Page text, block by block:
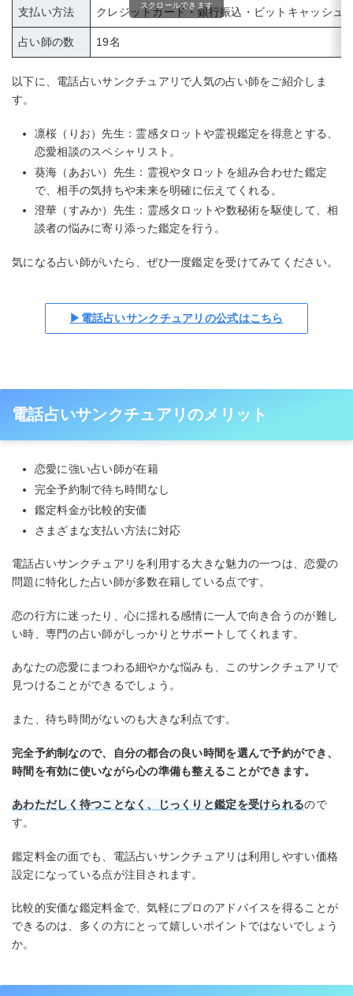
支払い方法 クレジットカード・銀行振込・ビットキャッシュ
占い師の数 19名
スクロールできます
以下に、電話占いサンクチュアリで人気の占い師をご紹介しま
す。
凛桜（りお）先生：霊感タロットや霊視鑑定を得意とする、
恋愛相談のスペシャリスト。
葵海（あおい）先生：霊視やタロットを組み合わせた鑑定
で、相手の気持ちや未来を明確に伝えてくれる。
澄華（すみか）先生：霊感タロットや数秘術を駆使して、相
談者の悩みに寄り添った鑑定を行う。
気になる占い師がいたら、ぜひ一度鑑定を受けてみてください。
▶電話占いサンクチュアリの公式はこちら
電話占いサンクチュアリのメリット
恋愛に強い占い師が在籍
完全予約制で待ち時間なし
鑑定料金が比較的安価
さまざまな支払い方法に対応
電話占いサンクチュアリを利用する大きな魅力の一つは、恋愛の
問題に特化した占い師が多数在籍している点です。
恋の行方に迷ったり、心に揺れる感情に一人で向き合うのが難し
い時、専門の占い師がしっかりとサポートしてくれます。
あなたの恋愛にまつわる細やかな悩みも、このサンクチュアリで
見つけることができるでしょう。
また、待ち時間がないのも大きな利点です。
完全予約制なので、自分の都合の良い時間を選んで予約ができ、
時間を有効に使いながら心の準備も整えることができます。
あわただしく待つことなく、じっくりと鑑定を受けられるので
す。
鑑定料金の面でも、電話占いサンクチュアリは利用しやすい価格
設定になっている点が注目されます。
比較的安価な鑑定料金で、気軽にプロのアドバイスを得ることが
できるのは、多くの方にとって嬉しいポイントではないでしょう
か。